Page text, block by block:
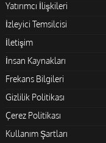
Yatırımcı İlişkileri
İzleyici Temsilcisi
İletişim
İnsan Kaynakları
Frekans Bilgileri
Gizlilik Politikası
Çerez Politikası
Kullanım Şartları